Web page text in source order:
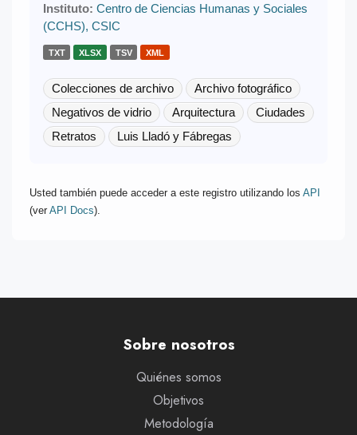
Instituto: Centro de Ciencias Humanas y Sociales
(CCHS), CSIC
TXT XLSX TSV XML
Colecciones de archivo
Archivo fotográfico
Negativos de vidrio
Arquitectura
Ciudades
Retratos
Luis Lladó y Fábregas
Usted también puede acceder a este registro utilizando los API
(ver API Docs).
Sobre nosotros
Quiénes somos
Objetivos
Metodología